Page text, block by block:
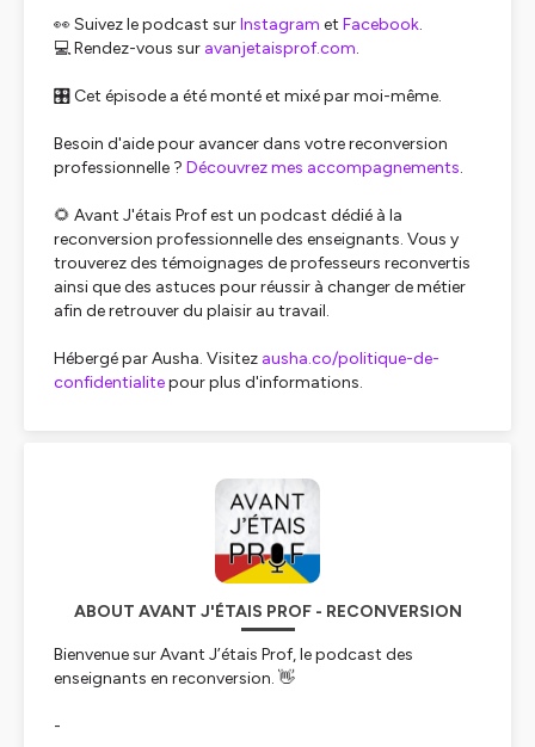
👀 Suivez le podcast surInstagram et Facebook.
💻 Rendez-vous sur avanjetaisprof.com.
🎛️ Cet épisode a été monté et mixé par moi-même.
Besoin d'aide pour avancer dans votre reconversion
professionnelle ? Découvrez mes accompagnements.
🌻 Avant J'étais Prof est un podcast dédié à la
reconversion professionnelle des enseignants. Vous y
trouverez des témoignages de professeurs reconvertis
ainsi que des astuces pour réussir à changer de métier
afin de retrouver du plaisir au travail.
Hébergé par Ausha. Visitez ausha.co/politique-de-
confidentialitepour plus d'informations.
ABOUT AVANT J'ÉTAIS PROF - RECONVERSION
Bienvenue sur Avant J’étais Prof, le podcast des
enseignants en reconversion. 👋
-